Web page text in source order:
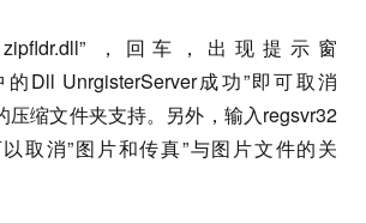
zipfldr.dll” ，回车，出现提示窗
的Dll UnrgisterServer成功”即可取消
压缩文件夹支持。另外，输入regsvr32
取消”图片和传真”与图片文件的关